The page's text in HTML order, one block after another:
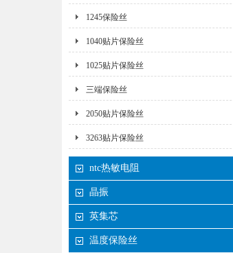
1245保险丝
1040贴片保险丝
1025贴片保险丝
三端保险丝
2050贴片保险丝
3263贴片保险丝
ntc热敏电阻
晶振
英集芯
温度保险丝